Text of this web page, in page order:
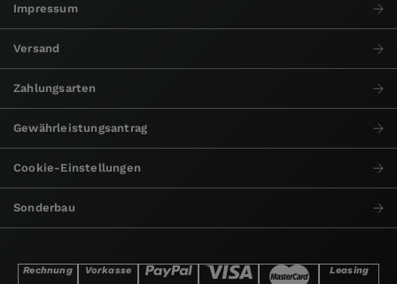
Impressum
Versand
Zahlungsarten
Gewährleistungsantrag
Cookie-Einstellungen
Sonderbau
Rechnung Vorkasse Leasing